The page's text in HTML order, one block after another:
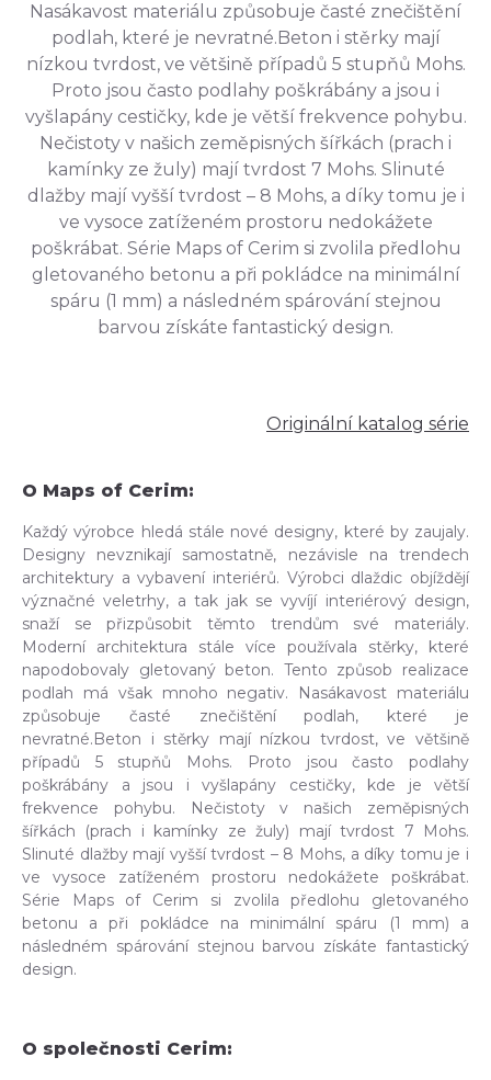
Nasákavost materiálu způsobuje časté znečištění
podlah, které je nevratné.Beton i stěrky mají
nízkou tvrdost, ve většině případů 5 stupňů Mohs.
Proto jsou často podlahy poškrábány a jsou i
vyšlapány cestičky, kde je větší frekvence pohybu.
Nečistoty v našich zeměpisných šířkách (prach i
kamínky ze žuly) mají tvrdost 7 Mohs. Slinuté
dlažby mají vyšší tvrdost – 8 Mohs, a díky tomu je i
ve vysoce zatíženém prostoru nedokážete
poškrábat. Série Maps of Cerim si zvolila předlohu
gletovaného betonu a při pokládce na minimální
spáru (1 mm) a následném spárování stejnou
barvou získáte fantastický design.
Originální katalog série
O Maps of Cerim:
Každý výrobce hledá stále nové designy, které by zaujaly.
Designy nevznikají samostatně, nezávisle na trendech
architektury a vybavení interiérů. Výrobci dlaždic objíždějí
význačné veletrhy, a tak jak se vyvíjí interiérový design,
snaží se přizpůsobit těmto trendům své materiály.
Moderní architektura stále více používala stěrky, které
napodobovaly gletovaný beton. Tento způsob realizace
podlah má však mnoho negativ. Nasákavost materiálu
způsobuje časté znečištění podlah, které je
nevratné.Beton i stěrky mají nízkou tvrdost, ve většině
případů 5 stupňů Mohs. Proto jsou často podlahy
poškrábány a jsou i vyšlapány cestičky, kde je větší
frekvence pohybu. Nečistoty v našich zeměpisných
šířkách (prach i kamínky ze žuly) mají tvrdost 7 Mohs.
Slinuté dlažby mají vyšší tvrdost – 8 Mohs, a díky tomu je i
ve vysoce zatíženém prostoru nedokážete poškrábat.
Série Maps of Cerim si zvolila předlohu gletovaného
betonu a při pokládce na minimální spáru (1 mm) a
následném spárování stejnou barvou získáte fantastický
design.
O společnosti Cerim: